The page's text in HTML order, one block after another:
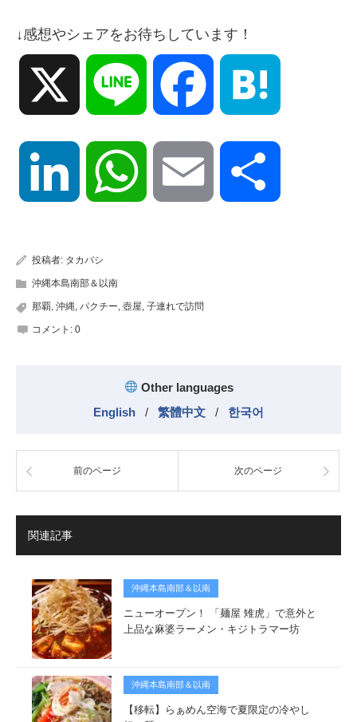
↓感想やシェアをお待ちしています！
Line Facebook
LinkedIn WhatsApp Email
投稿者: タカバシ
沖縄本島南部＆以南
那覇 沖縄 パクチー 壺屋 子連れで訪問
コメント: 0
Other languages
English
/ 繁體中文 / 한국어
前のページ 次のページ
関連記事
沖縄本島南部＆以南
ニューオープン！ 「麺屋 雉虎」で意外と
上品な麻婆ラーメン・キジトラマー坊
沖縄本島南部＆以南
【移転】らぁめん空海で夏限定の冷やし